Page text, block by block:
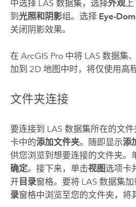
中选择 LAS 数据集，选择外观上
到 光照和阴影组。选择 Eye-
关闭阴影效果。
在 ArcGIS Pro中将 LAS 数据集
加到 2D 地图中时，将仅使用高
文件夹连接
要连接到 LAS 数据集所在的文
卡中的添加文件夹。随即显示添
供您浏览到想要连接的文件夹。
确定。接下来，单击视图选项卡
开 目录窗格。要将 LAS 数据集
录窗格中浏览至您的文件夹，将